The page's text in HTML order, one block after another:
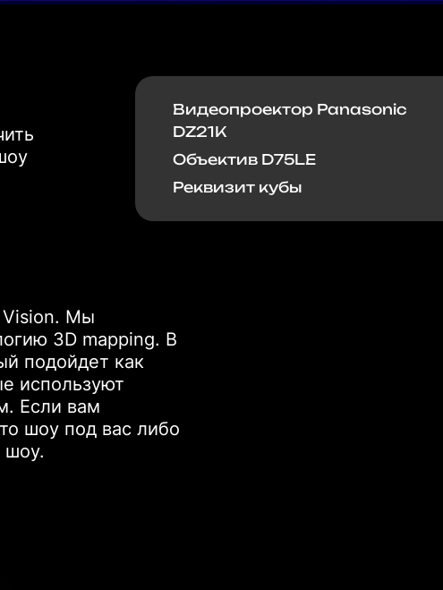
Видеопроектор Panasonic
DZ21K
Объектив D75LE
Реквизит кубы
Vision. Мы
3D mapping. В
подойдет как
используют
Если вам
шоу под вас либо
шоу.